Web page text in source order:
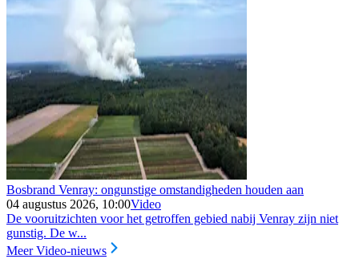
Bosbrand Venray: ongunstige omstandigheden houden aan
04 augustus 2026, 10:00Video
De vooruitzichten voor het getroffen gebied nabij Venray zijn niet
gunstig. De w...
Meer Video-nieuws